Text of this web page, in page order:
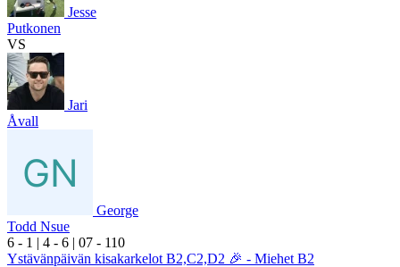
Jesse
Putkonen
VS
Jari
Åvall
George
Todd Nsue
6 - 1 | 4 - 6 | 07 - 110
Ystävänpäivän kisakarkelot B2,C2,D2 🎉 - Miehet B2